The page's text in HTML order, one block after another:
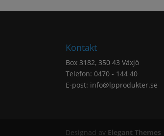
Kontakt
Box 3182, 350 43 Växjö
Telefon: 0470 - 144 40
E-post: info@lpprodukter.se
Designad av Elegant Themes